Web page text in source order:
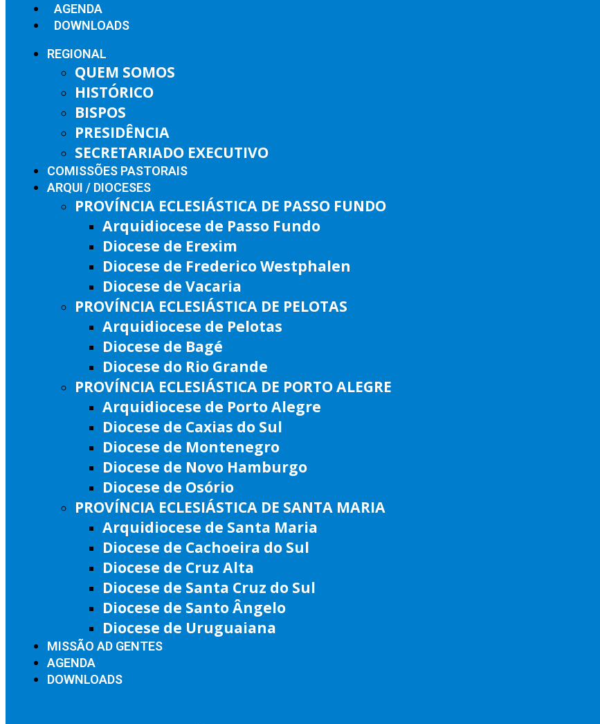
AGENDA
DOWNLOADS
REGIONAL
QUEM SOMOS
HISTÓRICO
BISPOS
PRESIDÊNCIA
SECRETARIADO EXECUTIVO
COMISSÕES PASTORAIS
ARQUI / DIOCESES
PROVÍNCIA ECLESIÁSTICA DE PASSO FUNDO
Arquidiocese de Passo Fundo
Diocese de Erexim
Diocese de Frederico Westphalen
Diocese de Vacaria
PROVÍNCIA ECLESIÁSTICA DE PELOTAS
Arquidiocese de Pelotas
Diocese de Bagé
Diocese do Rio Grande
PROVÍNCIA ECLESIÁSTICA DE PORTO ALEGRE
Arquidiocese de Porto Alegre
Diocese de Caxias do Sul
Diocese de Montenegro
Diocese de Novo Hamburgo
Diocese de Osório
PROVÍNCIA ECLESIÁSTICA DE SANTA MARIA
Arquidiocese de Santa Maria
Diocese de Cachoeira do Sul
Diocese de Cruz Alta
Diocese de Santa Cruz do Sul
Diocese de Santo Ângelo
Diocese de Uruguaiana
MISSÃO AD GENTES
AGENDA
DOWNLOADS